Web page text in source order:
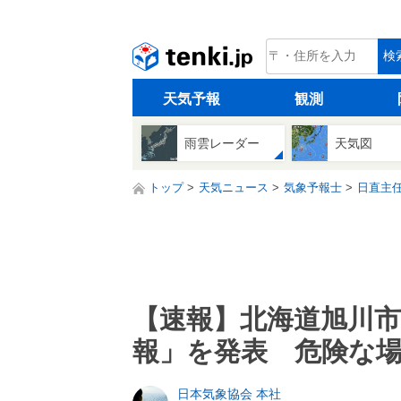
tenki.jp 検
天気予報 観測
雨雲レーダー 天気図
トップ 天気ニュース 気象予報士 日直主
【速報】北海道旭川
報」を発表 危険な
日本気象協会 本社